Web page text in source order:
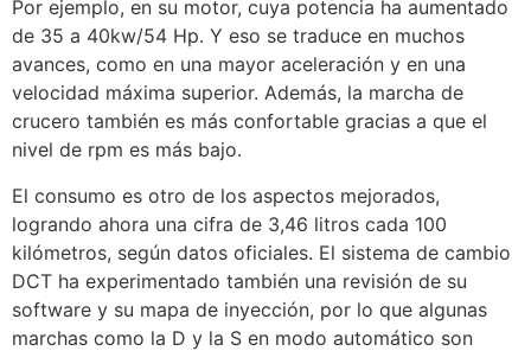
Por ejemplo, en su motor, cuya potencia ha aumentado
de 35 a 40kw/54 Hp. Y eso se traduce en muchos
avances, como en una mayor aceleración y en una
velocidad máxima superior. Además, la marcha de
crucero también es más confortable gracias a que el
nivel de rpm es más bajo.
El consumo es otro de los aspectos mejorados,
logrando ahora una cifra de 3,46 litros cada 100
kilómetros, según datos oficiales. El sistema de cambio
DCT ha experimentado también una revisión de su
software y su mapa de inyección, por lo que algunas
marchas como la D y la S en modo automático son